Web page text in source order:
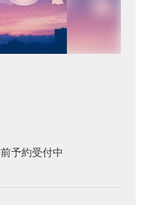
予約受付中